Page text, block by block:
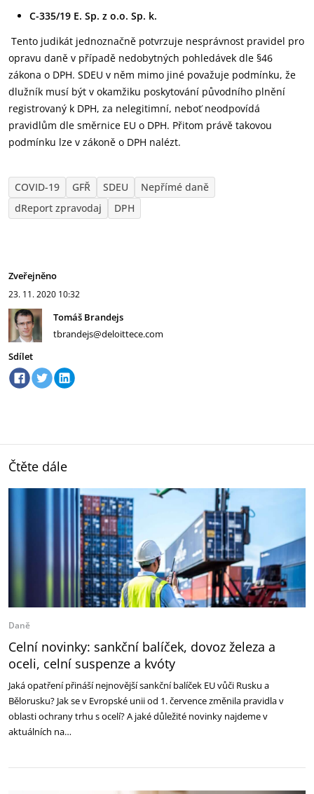
C-335/19 E. Sp. z o.o. Sp. k.
Tento judikát jednoznačně potvrzuje nesprávnost pravidel pro
opravu daně v případě nedobytných pohledávek dle §46
zákona o DPH. SDEU v něm mimo jiné považuje podmínku, že
dlužník musí být v okamžiku poskytování původního plnění
registrovaný k DPH, za nelegitimní, neboť neodpovídá
pravidlům dle směrnice EU o DPH. Přitom právě takovou
podmínku lze v zákoně o DPH nalézt.
COVID-19 GFŘ SDEU
Nepřímé daně
dReport zpravodaj
DPH
Zveřejněno
23. 11. 2020 10:32
Tomáš Brandejs
tbrandejs@deloittece.com
Sdílet
Čtěte dále
Daně
Celní novinky: sankční balíček, dovoz železa a
oceli, celní suspenze a kvóty
Jaká opatření přináší nejnovější sankční balíček EU vůči Rusku a
Bělorusku? Jak se v Evropské unii od 1. července změnila pravidla v
oblasti ochrany trhu s ocelí? A jaké důležité novinky najdeme v
aktuálních na…